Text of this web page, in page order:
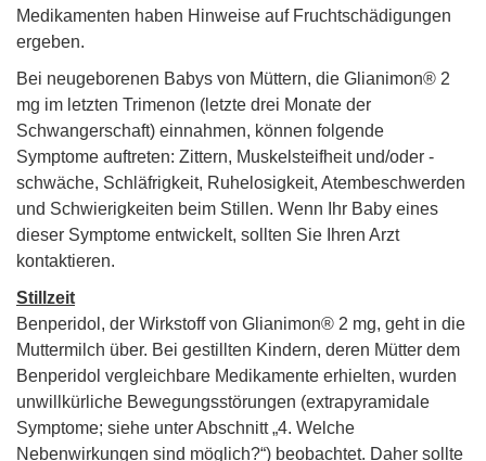
Medikamenten haben Hinweise auf Fruchtschädigungen
ergeben.
Bei neugeborenen Babys von Müttern, die Glianimon® 2
mg im letzten Trimenon (letzte drei Monate der
Schwangerschaft) einnahmen, können folgende
Symptome auftreten: Zittern, Muskelsteifheit und/oder -
schwäche, Schläfrigkeit, Ruhelosigkeit, Atembeschwerden
und Schwierigkeiten beim Stillen. Wenn Ihr Baby eines
dieser Symptome entwickelt, sollten Sie Ihren Arzt
kontaktieren.
Stillzeit
Benperidol, der Wirkstoff von Glianimon® 2 mg, geht in die
Muttermilch über. Bei gestillten Kindern, deren Mütter dem
Benperidol vergleichbare Medikamente erhielten, wurden
unwillkürliche Bewegungsstörungen (extrapyramidale
Symptome; siehe unter Abschnitt „4. Welche
Nebenwirkungen sind möglich?“) beobachtet. Daher sollte